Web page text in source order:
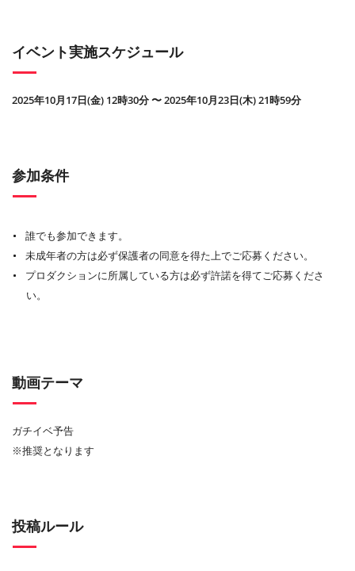
イベント実施スケジュール
2025年10月17日(金) 12時30分 〜 2025年10月23日(木) 21時59分
参加条件
誰でも参加できます。
未成年者の方は必ず保護者の同意を得た上でご応募ください。
プロダクションに所属している方は必ず許諾を得てご応募くださ
い。
動画テーマ
ガチイベ予告
※推奨となります
投稿ルール